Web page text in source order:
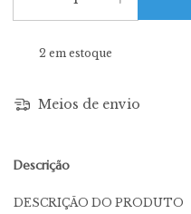
2 em estoque
Meios de envio
Descrição
DESCRIÇÃO DO PRODUTO